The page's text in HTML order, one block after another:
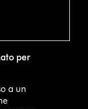
per
a un